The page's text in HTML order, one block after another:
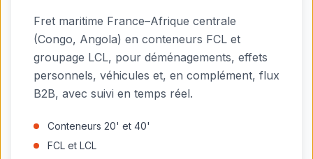
Fret maritime France–Afrique centrale
(Congo, Angola) en conteneurs FCL et
groupage LCL, pour déménagements, effets
personnels, véhicules et, en complément, flux
B2B, avec suivi en temps réel.
Conteneurs 20' et 40'
FCL et LCL